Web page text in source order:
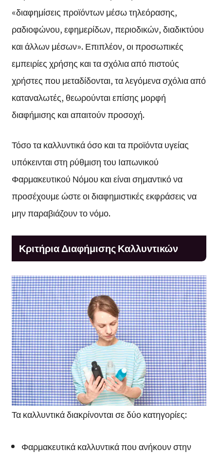
«διαφημίσεις προϊόντων μέσω τηλεόρασης,
ραδιοφώνου, εφημερίδων, περιοδικών, διαδικτύου
και άλλων μέσων». Επιπλέον, οι προσωπικές
εμπειρίες χρήσης και τα σχόλια από πιστούς
χρήστες που μεταδίδονται, τα λεγόμενα σχόλια από
καταναλωτές, θεωρούνται επίσης μορφή
διαφήμισης και απαιτούν προσοχή.
Τόσο τα καλλυντικά όσο και τα προϊόντα υγείας
υπόκεινται στη ρύθμιση του Ιαπωνικού
Φαρμακευτικού Νόμου και είναι σημαντικό να
προσέχουμε ώστε οι διαφημιστικές εκφράσεις να
μην παραβιάζουν το νόμο.
Κριτήρια Διαφήμισης Καλλυντικών
Τα καλλυντικά διακρίνονται σε δύο κατηγορίες:
Φαρμακευτικά καλλυντικά που ανήκουν στην